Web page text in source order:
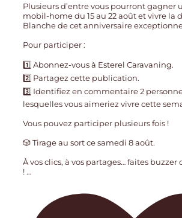
Plusieurs d’entre vous pourront gagner
mobil-home du 15 au 22 août et vivre la
Blanche de cet anniversaire
Pour participer :
1️⃣ Abonnez-vous à Esterel Caravaning.
2️⃣ Partagez cette publication.
3️⃣ Identifiez en commentaire 2
lesquelles vous aimeriez vivre cette
Vous pouvez participer plusieurs fois !
🎲 Tirage au sort ce samedi 8 août.
À vos clics, à vos partages… faites
! …